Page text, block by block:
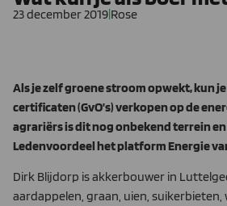
23 december 2019 Rose
Als je zelf groene stroom opwekt, kun
certificaten (GvO’s) verkopen op de
agrariërs is dit nog onbekend terrein en
Ledenvoordeel het platform Energie
Dirk Blijdorp is akkerbouwer in
aardappelen, graan, uien,